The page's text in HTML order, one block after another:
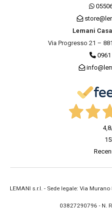
Lemani
Via Progresso 21 –
4,8
LEMANI s.r.l. - Sede legale: Via
03827290796 - N.